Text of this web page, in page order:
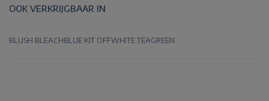
OOK VERKRIJGBAAR IN
BLUSH BLEACHBLUE KIT OFFWHITETEAGREEN